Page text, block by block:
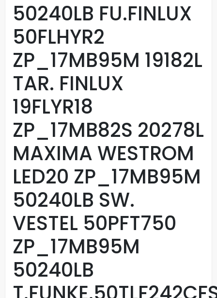
50240LB FU.FINLUX
50FLHYR2
ZP_17MB95M 19182L
TAR. FINLUX
19FLYR18
ZP_17MB82S 20278L
MAXIMA WESTROM
LED20 ZP_17MB95M
50240LB SW.
VESTEL 50PFT750
ZP_17MB95M
50240LB